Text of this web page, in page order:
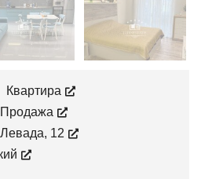
Квартира
Продажа
12